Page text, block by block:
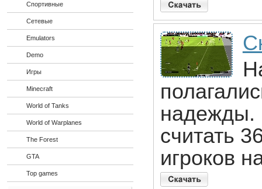
Спортивные
Сетевые
Emulators
Demo
Игры
Minecraft
World of Tanks
World of Warplanes
The Forest
GTA
Top games
надежды.
считать
игроков